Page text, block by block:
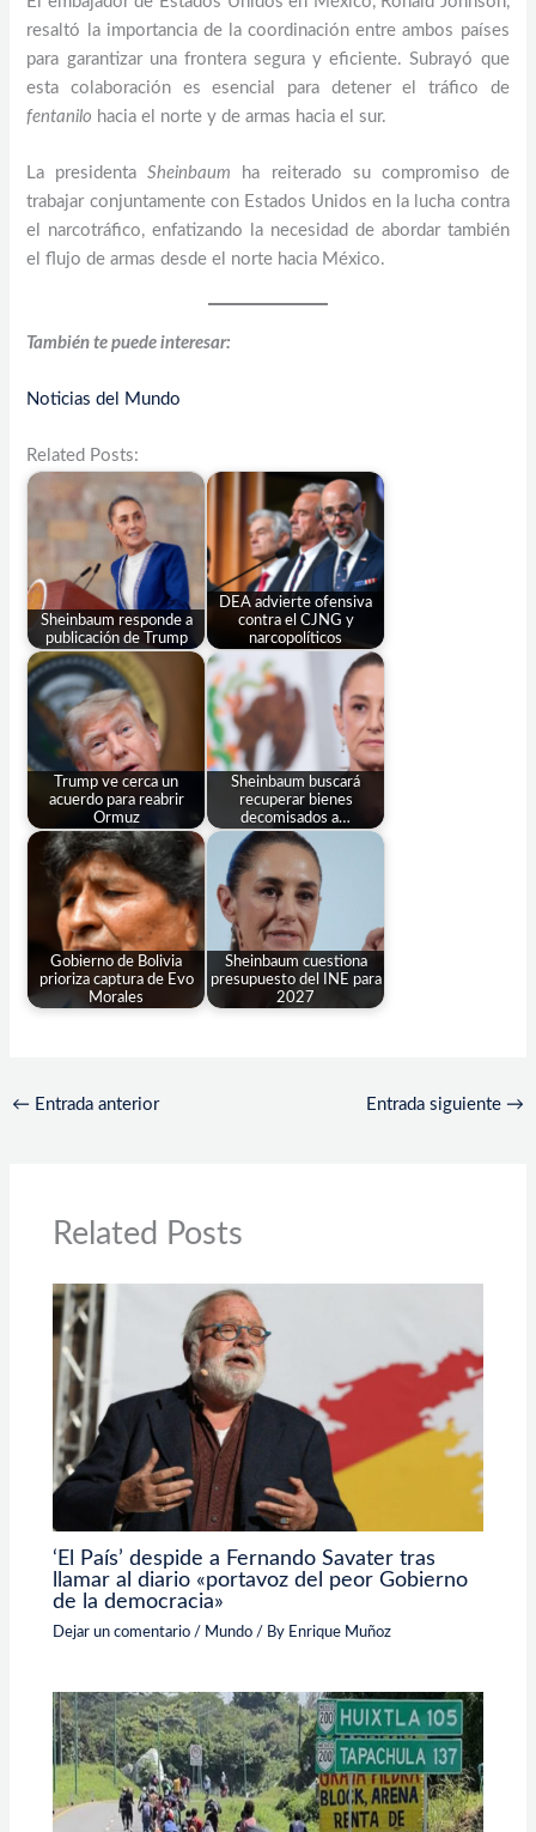
resaltó la importancia de la coordinación entre ambos países
para garantizar una frontera segura y eficiente. Subrayó que
esta colaboración es esencial para detener el tráfico de
fentanilo hacia el norte y de armas hacia el sur.
La presidentaSheinbaum ha reiterado su compromiso de
trabajar conjuntamente con Estados Unidos en la lucha contra
el narcotráfico, enfatizando la necesidad de abordar también
el flujo de armas desde el norte hacia México.
También te puede interesar:
Noticias del Mundo
Related Posts:
Sheinbaum responde a
publicación de Trump
DEA advierte ofensiva
contra el CJNG y
narcopolíticos
Trump ve cerca un
acuerdo para reabrir
Ormuz
Sheinbaum buscará
recuperar bienes
decomisados a…
Gobierno de Bolivia
prioriza captura de Evo
Morales
Sheinbaum cuestiona
presupuesto del INE para
2027
← Entrada anterior Entrada siguiente →
Related Posts
‘El País’ despide a Fernando Savater tras
llamar al diario «portavoz del peor Gobierno
de la democracia»
Dejar un comentario / Mundo / By Enrique Muñoz